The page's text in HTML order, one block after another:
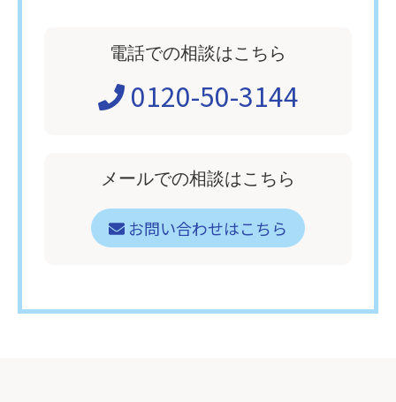
電話での相談はこちら
0120-50-3144
メールでの相談はこちら
お問い合わせはこちら